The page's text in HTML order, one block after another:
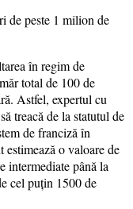
de peste 1 milion de
în regim de
total de 100 de
Astfel, expertul cu
treacă de la statutul de
de franciză în
o valoare de
intermediate până la
cel puțin 1500 de